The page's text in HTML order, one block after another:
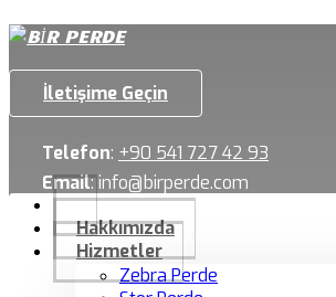
İletişime Geçin
Telefon: +90 541 727 42 93
Email:info@birperde.com
Hakkımızda
Hizmetler
Zebra Perde